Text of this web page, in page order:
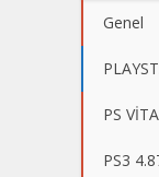
Genel
PS
PS3